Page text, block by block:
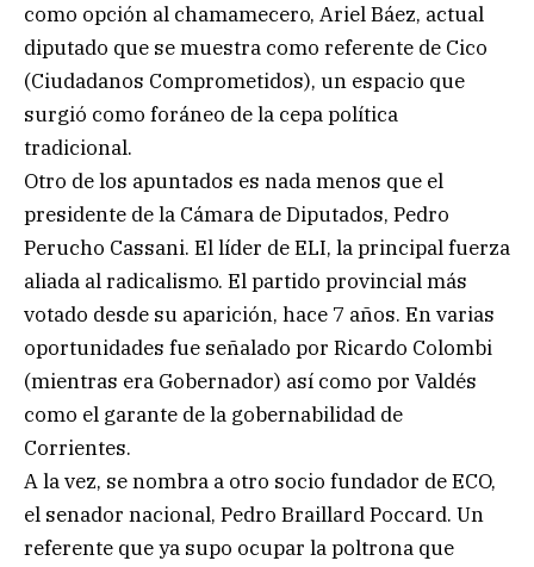
como opción al chamamecero, Ariel Báez, actual
diputado que se muestra como referente de Cico
(Ciudadanos Comprometidos), un espacio que
surgió como foráneo de la cepa política
tradicional.
Otro de los apuntados es nada menos que el
presidente de la Cámara de Diputados, Pedro
Perucho Cassani. El líder de ELI, la principal fuerza
aliada al radicalismo. El partido provincial más
votado desde su aparición, hace 7 años. En varias
oportunidades fue señalado por Ricardo Colombi
(mientras era Gobernador) así como por Valdés
como el garante de la gobernabilidad de
Corrientes.
A la vez, se nombra a otro socio fundador de ECO,
el senador nacional, Pedro Braillard Poccard. Un
referente que ya supo ocupar la poltrona que